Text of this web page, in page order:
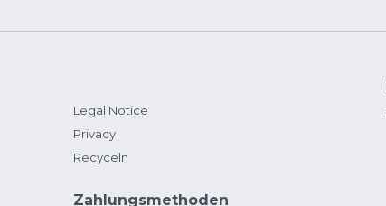
Legal Notice
Privacy
Recyceln
Zahlungsmethoden